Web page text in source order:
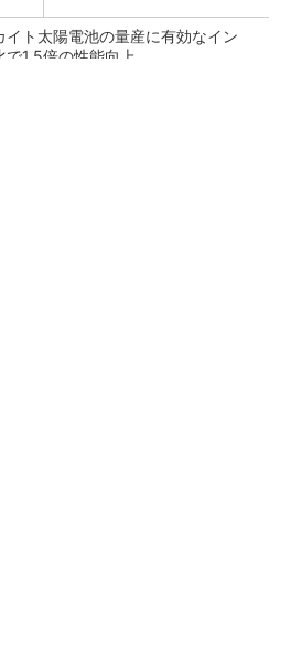
イト太陽電池の量産に有効なイン
で1.5倍の性能向上